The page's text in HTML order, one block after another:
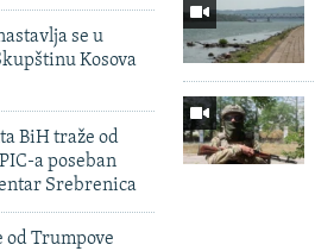
se u
Kosova
BiH traže od
a poseban
Srebrenica
Trumpove